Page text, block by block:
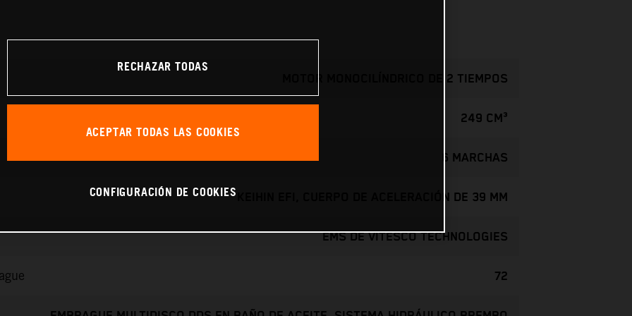
MOTOR MONOCILÍNDRICO DE 2 TIEMPOS
249 CM³
6 MARCHAS
KEIHIN EFI, CUERPO DE ACELERACIÓN DE 39 MM
EMS DE VITESCO TECHNOLOGIES
72
RECHAZAR TODAS
ACEPTAR TODAS LAS COOKIES
CONFIGURACIÓN DE COOKIES